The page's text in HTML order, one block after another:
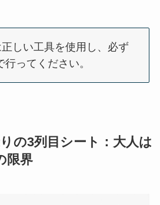
しい工具を使用し、必ず
行ってください。
の3列目シート：大人は
限界